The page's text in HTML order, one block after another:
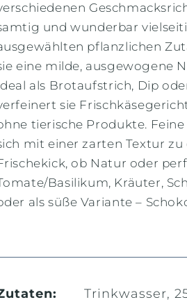
und wunderbar
pflanzlichen
eine milde, ausgewogene
als Brotaufstrich, Dip
sie
tierische Produkte.
mit einer zarten Textur zu
ob Natur oder
Basilikum, Kräuter,
als süße Variante –
Trinkwasser,